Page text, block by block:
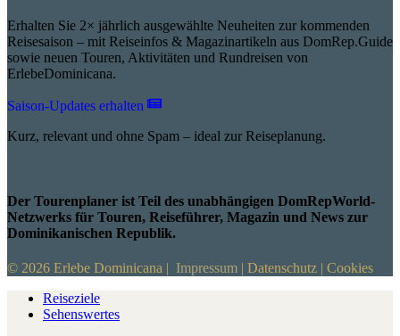
Erhalten Sie 2× jährlich ausgewählte Neuheiten zur kommenden
Reisesaison – mit Reiseinfos & Magazinartikeln aus DomRep.Guide
sowie neuen Touren, Aktivitäten und Rundreisen von
ErlebeDominicana.
Saison-Updates erhalten
Kurz, relevant und ohne Spam – ideal zur Reiseplanung.
Der Tourenplaner ist Teil des unabhängigen DomRepWorld-
Netzwerks für Touren, Reiseführer, Magazin und News zur
Dominikanischen Republik.
© 2026 Erlebe Dominicana | Impressum | Datenschutz | Cookies
Reiseziele
Sehenswertes